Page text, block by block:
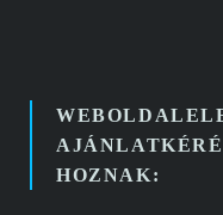
HOZNAK: